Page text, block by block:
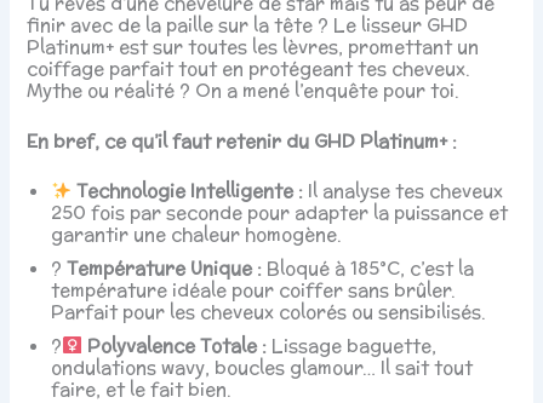
finir avec de la paille sur la tête ? Le lisseur GHD
Platinum+ est sur toutes les lèvres, promettant un
coiffage parfait tout en protégeant tes cheveux.
Mythe ou réalité ? On a mené l’enquête pour toi.
En bref, ce qu’il faut retenir du GHD Platinum+ :
Technologie Intelligente : Il analyse tes cheveux
250 fois par seconde pour adapter la puissance et
garantir une chaleur homogène.
?️Température Unique : Bloqué à 185°C, c’est la
température idéale pour coiffer sans brûler.
Parfait pour les cheveux colorés ou sensibilisés.
?‍
Polyvalence Totale : Lissage baguette,
ondulations wavy, boucles glamour… Il sait tout
faire, et le fait bien.